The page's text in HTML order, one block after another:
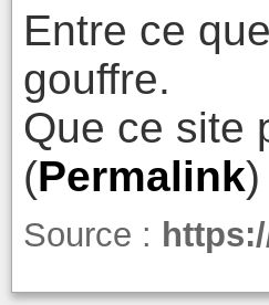
Entre ce
gouffre.
Que ce site
(Permalink)
Source :